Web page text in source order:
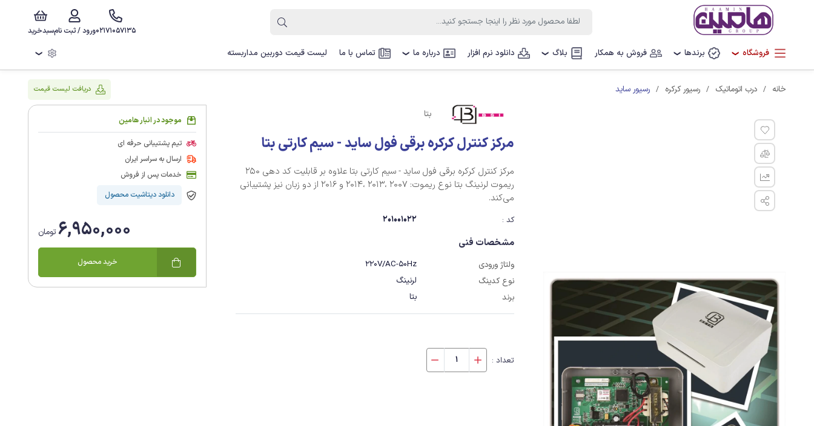
سبدخریدورود / ثبت نام02171057135
فروشگاه ❯ برندها ❯ فروش به همکار بلاگ ❯ دانلود نرم افزار درباره ما ❯ تماس با ما لیست قیمت دوربین مداربسته ❯
خانه درب اتوماتیک رسیور کرکره رسیور ساید دریافت لیست قیمت
بتا
مرکز کنترل کرکره برقی فول ساید - سیم کارتی بتا
مرکز کنترل کرکره برقی فول ساید - سیم کارتی بتا علاوه بر قابلیت کد دهی 250
ریموت لرنینگ بتا نوع ریموت: 2007 ،2013 ،2014 و ‏‏2016 از دو زبان نیز پشتیبانی
می‌کند.‏‎ ‎
کد : 201001022
مشخصات فنی
ولتاژ ورودی
220V/AC-50Hz
نوع کدینگ
لرنینگ
برند
بتا
تعداد :
موجود در انبار هامین
تیم پشتیبانی حرفه ای
ارسال به سراسر ایران
خدمات پس از فروش
دانلود دیتاشیت محصول
6,950,000 تومان
خرید محصول